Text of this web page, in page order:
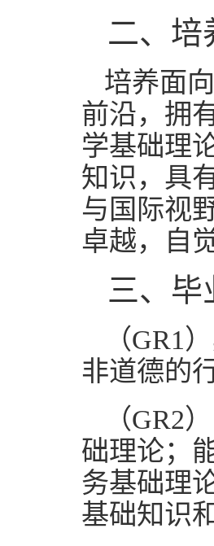
二、培
培养面
前沿，拥
学基础理
知识，具
与国际视
卓越，自
三、毕
（GR1 ）
非道德的
（GR2）
础理论；
务基础理
基础知识